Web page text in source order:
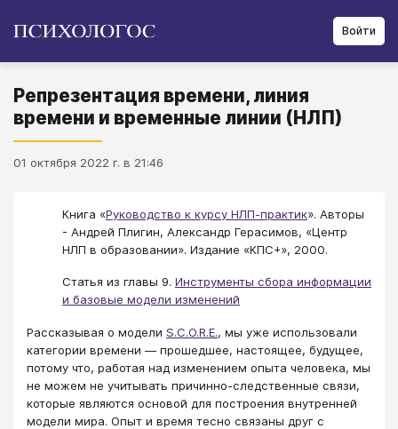
Войти
Репрезентация времени, линия
времени и временные линии (НЛП)
01 октября 2022 г. в 21:46
Книга «Руководство к курсу НЛП-практик». Авторы
- Андрей Плигин, Александр Герасимов, «Центр
НЛП в образовании». Издание «КПС+», 2000.
Статья из главы 9. Инструменты сбора информации
и базовые модели изменений
Рассказывая о модели S.C.O.R.E., мы уже использовали
категории времени — прошедшее, настоящее, будущее,
потому что, работая над изменением опыта человека, мы
не можем не учитывать причинно-следственные связи,
которые являются основой для построения внутренней
модели мира. Опыт и время тесно связаны друг с